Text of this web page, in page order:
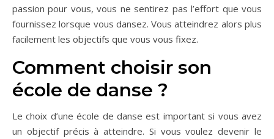
passion pour vous, vous ne sentirez pas l’effort que vous
fournissez lorsque vous dansez. Vous atteindrez alors plus
facilement les objectifs que vous vous fixez.
Comment choisir son
école de danse ?
Le choix d’une école de danse est important si vous avez
un objectif précis à atteindre. Si vous voulez devenir le